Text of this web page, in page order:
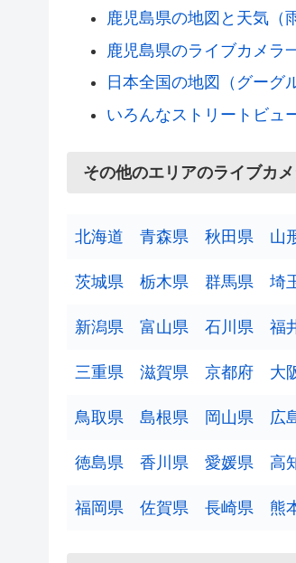
鹿児島県の地図と天気（
鹿児島県のライブカメラ
日本全国の地図（グーグ
いろんなストリートビュ
その他のエリアのライブカ
北海道 青森県 秋田県 山
茨城県 栃木県 群馬県 埼
新潟県 富山県 石川県 福
三重県 滋賀県 京都府 大
鳥取県 島根県 岡山県 広
徳島県 香川県 愛媛県 高
福岡県 佐賀県 長崎県 熊